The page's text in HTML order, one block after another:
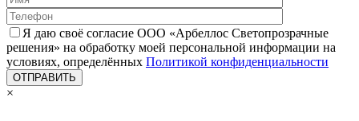
Я даю своё согласие ООО «Арбеллос Светопрозрачные
решения» на обработку моей персональной информации на
условиях, определённых Политикой конфиденциальности
×